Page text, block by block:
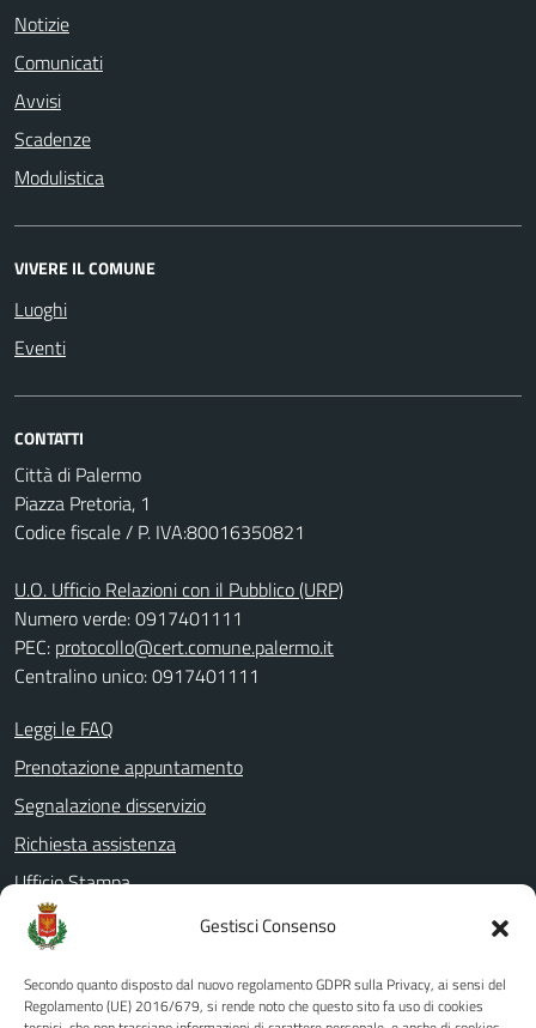
Gestisci Consenso
Secondo quanto disposto dal nuovo regolamento GDPR sulla Privacy, ai sensi del
Regolamento (UE) 2016/679, si rende noto che questo sito fa uso di cookies
Notizie
Comunicati
Avvisi
Scadenze
Modulistica
VIVERE IL COMUNE
Luoghi
Eventi
CONTATTI
Città di Palermo
Piazza Pretoria, 1
Codice fiscale / P. IVA:80016350821
U.O. Ufficio Relazioni con il Pubblico (URP)
Numero verde: 0917401111
PEC: protocollo@cert.comune.palermo.it
Centralino unico: 0917401111
Leggi le FAQ
Prenotazione appuntamento
Segnalazione disservizio
Richiesta assistenza
Ufficio Stampa
Amministrazione Trasparente
Albo pretorio
Informativa privacy